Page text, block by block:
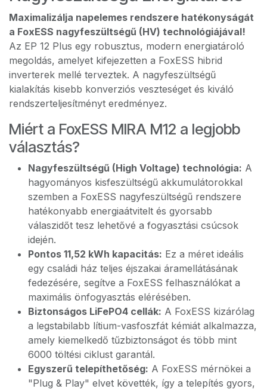
Maximalizálja napelemes rendszere hatékonyságát
a FoxESS nagyfeszültségű (HV) technológiájával!
Az EP 12 Plus egy robusztus, modern energiatároló
megoldás, amelyet kifejezetten a FoxESS hibrid
inverterek mellé terveztek. A nagyfeszültségű
kialakítás kisebb konverziós veszteséget és kiváló
rendszerteljesítményt eredményez.
Miért a FoxESS MIRA M12 a legjobb
választás?
Nagyfeszültségű (High Voltage) technológia: A
hagyományos kisfeszültségű akkumulátorokkal
szemben a FoxESS nagyfeszültségű rendszere
hatékonyabb energiaátvitelt és gyorsabb
válaszidőt tesz lehetővé a fogyasztási csúcsok
idején.
Pontos 11,52 kWh kapacitás: Ez a méret ideális
egy családi ház teljes éjszakai áramellátásának
fedezésére, segítve a FoxESS felhasználókat a
maximális önfogyasztás elérésében.
Biztonságos LiFePO4 cellák: A FoxESS kizárólag
a legstabilabb lítium-vasfoszfát kémiát alkalmazza,
amely kiemelkedő tűzbiztonságot és több mint
6000 töltési ciklust garantál.
Egyszerű telepíthetőség: A FoxESS mérnökei a
"Plug & Play" elvet követték, így a telepítés gyors,